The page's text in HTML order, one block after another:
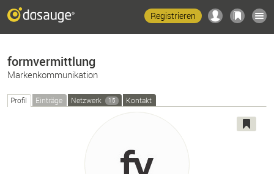
Registrieren
formvermittlung
Markenkommunikation
Profil Einträge Netzwerk 15 Kontakt